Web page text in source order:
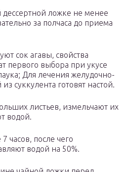
ложке не менее
за полчаса до приема
сок агавы, свойства
первого выбора при укусе
Для лечения желудочно-
суккулента готовят настой.
листьев, измельчают их
водой.
часов, после чего
водой на 50%.